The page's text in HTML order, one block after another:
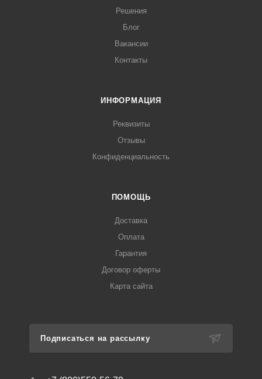
Решения
Блог
Вакансии
Контакты
ИНФОРМАЦИЯ
Реквизиты
Отзывы
Конфиденциальность
ПОМОЩЬ
Доставка
Оплата
Гарантия
Договор оферты
Карта сайта
Подписаться на рассылку